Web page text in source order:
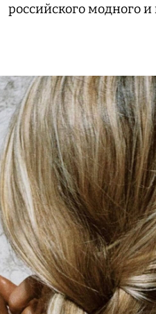
российского модного